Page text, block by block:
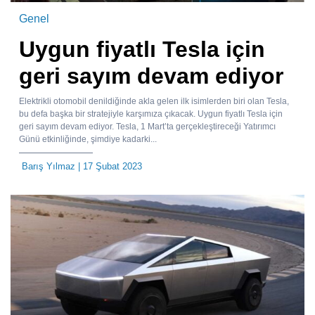
Genel
Uygun fiyatlı Tesla için
geri sayım devam ediyor
Elektrikli otomobil denildiğinde akla gelen ilk isimlerden biri olan Tesla,
bu defa başka bir stratejiyle karşımıza çıkacak. Uygun fiyatlı Tesla için
geri sayım devam ediyor. Tesla, 1 Mart’ta gerçekleştireceği Yatırımcı
Günü etkinliğinde, şimdiye kadarki...
Barış Yılmaz | 17 Şubat 2023